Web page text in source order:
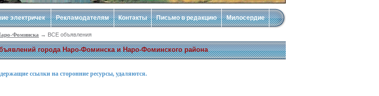
электричек Рекламодателям Контакты Письмо в редакцию Милосердие
Фоминска → ВСЕ объявления
города Наро-Фоминска и Наро-Фоминского района
ссылки на сторонние ресурсы, удаляются.